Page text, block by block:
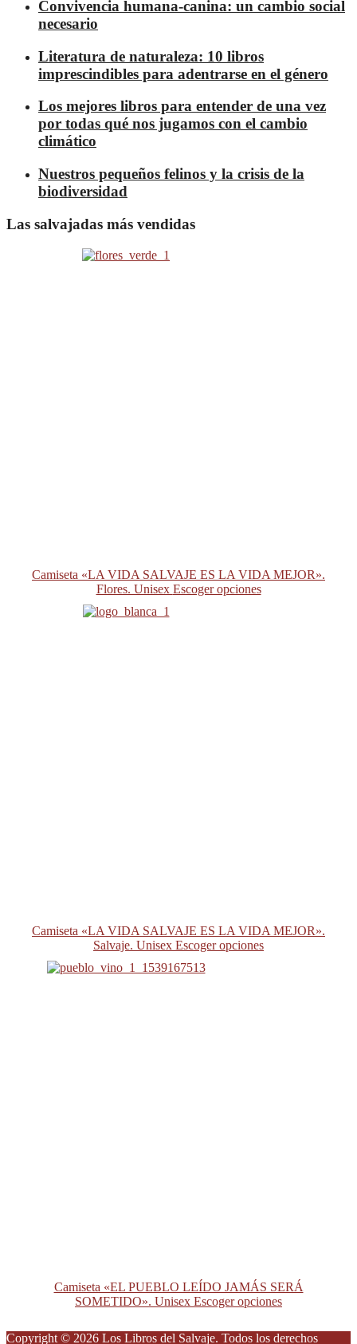
Convivencia humana-canina: un cambio social
necesario
Literatura de naturaleza: 10 libros
imprescindibles para adentrarse en el género
Los mejores libros para entender de una vez
por todas qué nos jugamos con el cambio
climático
Nuestros pequeños felinos y la crisis de la
biodiversidad
Las salvajadas más vendidas
Camiseta «LA VIDA SALVAJE ES LA VIDA MEJOR».
Flores. Unisex Escoger opciones
Camiseta «LA VIDA SALVAJE ES LA VIDA MEJOR».
Salvaje. Unisex Escoger opciones
Camiseta «EL PUEBLO LEÍDO JAMÁS SERÁ
SOMETIDO». Unisex Escoger opciones
Copyright © 2026 Los Libros del Salvaje. Todos los derechos